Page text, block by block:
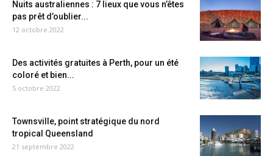
Nuits australiennes : 7 lieux que vous n’êtes
pas prêt d’oublier...
12 octobre 2022
Des activités gratuites à Perth, pour un été
coloré et bien...
5 octobre 2022
Townsville, point stratégique du nord
tropical Queensland
21 septembre 2022